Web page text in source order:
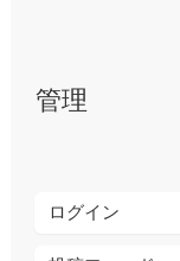
管理
ログイン